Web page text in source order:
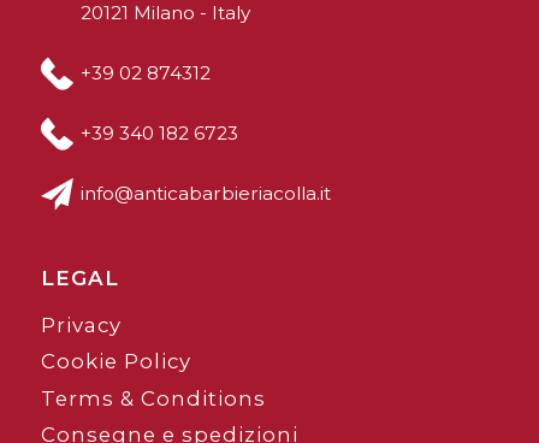
20121 Milano - Italy
+39 02 874312
+39 340 182 6723
info@anticabarbieriacolla.it
LEGAL
Privacy
Cookie Policy
Terms & Conditions
Consegne e spedizioni